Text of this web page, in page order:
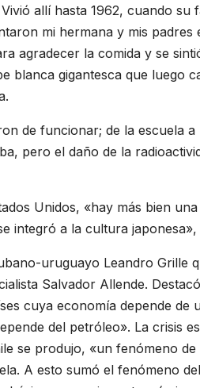
allí hasta 1962, cuando su
mi hermana y mis padres
agradecer la comida y se
blanca gigantesca que luego
de funcionar; de la escuela
pero el daño de la
Unidos, «hay más bien
integró a la cultura japonesa»,
uruguayo Leandro
Salvador Allende.
cuya economía depende
del petróleo». La crisis
se produjo, «un fenómeno
A esto sumó el fenómeno